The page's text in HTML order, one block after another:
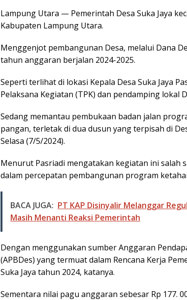
c
e
o
o
a
t
A
p
a
Lampung Utara — Pemerintah Desa Suka Jaya
Kabupaten Lampung Utara.
Menggenjot pembangunan Desa, melalui Dana
tahun anggaran berjalan 2024-2025.
Seperti terlihat di lokasi Kepala Desa Suka Jaya
Pelaksana Kegiatan (TPK) dan pendamping lokal
Sedang memantau pembukaan badan jalan
pangan, terletak di dua dusun yang terpisah di
Selasa (7/5/2024).
Menurut Pasriadi mengatakan kegiatan ini salah
dalam percepatan pembangunan program
BACA JUGA: PT KAP Disinyalir Melanggar
Masih Menanti Reaksi Pemerintah
Dengan menggunakan sumber Anggaran
(APBDes) yang termuat dalam Rencana Kerja
Suka Jaya tahun 2024, katanya.
Sementara nilai pagu anggaran sebesar Rp 177.